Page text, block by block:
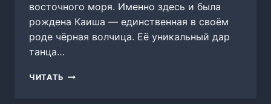
восточного моря. Именно здесь и была
рождена Каиша — единственная в своём
роде чёрная волчица. Её уникальный дар
танца…
ЧИТАТЬ ЦВЕТОК